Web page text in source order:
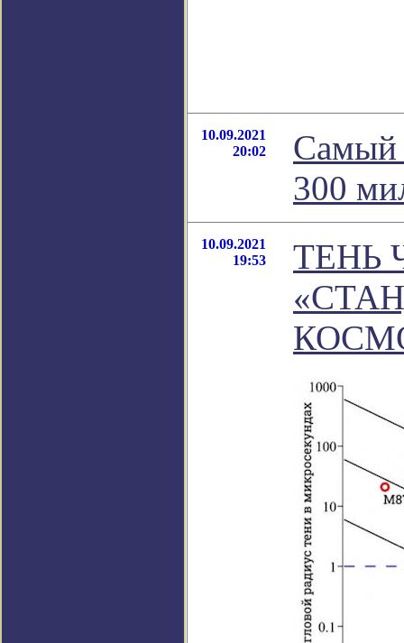
10.09.2021
20:02
Самый
300
10.09.2021
19:53
ТЕНЬ